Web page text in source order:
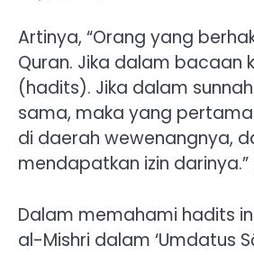
Artinya, “Orang yang
Quran. Jika dalam bacaan
(hadits). Jika dalam
sama, maka yang
di daerah wewenangnya,
mendapatkan izin darinya.”
Dalam memahami hadits
al-Mishri dalam ‘Umdatus